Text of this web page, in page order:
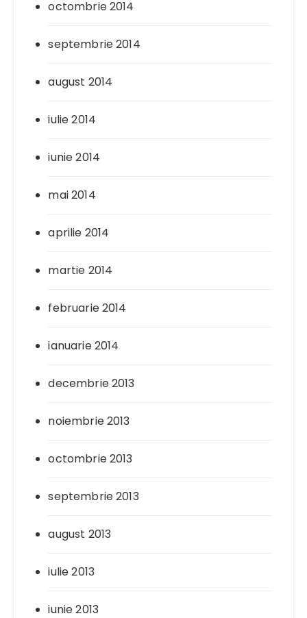
octombrie 2014
septembrie 2014
august 2014
iulie 2014
iunie 2014
mai 2014
aprilie 2014
martie 2014
februarie 2014
ianuarie 2014
decembrie 2013
noiembrie 2013
octombrie 2013
septembrie 2013
august 2013
iulie 2013
iunie 2013